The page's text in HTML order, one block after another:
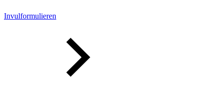
Invulformulieren